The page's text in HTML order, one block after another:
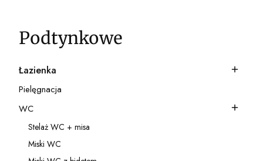
Podtynkowe
Kategoria - Łazienka
Łazienka
Kategoria - Pielęgnacja
Pielęgnacja
Kategoria - WC
WC
Kategoria - Stelaż WC + misa
Stelaż WC + misa
Kategoria - Miski WC
Miski WC